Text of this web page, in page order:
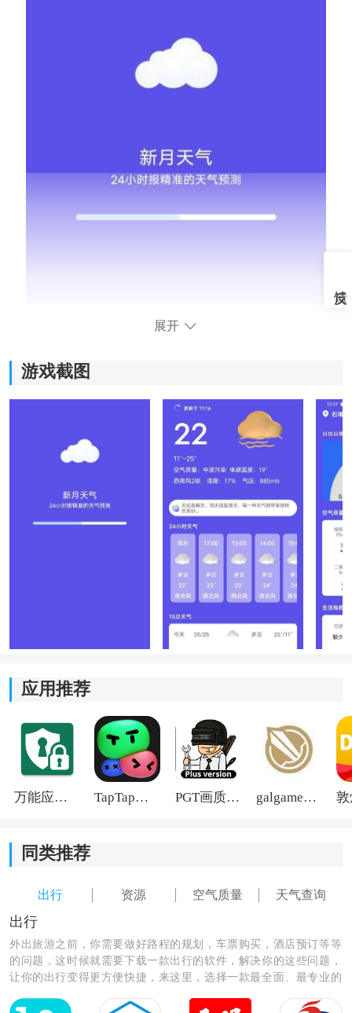
《新月天气预报》功能指南：
1)获取准确的天气预报，了解当前和未来几天的天气状
况，从而为自己的日常生活做出合理的安排。
2)根据用户的需求和偏好，及时提醒用户需要关注的天气
天气信息的需求。
4)定制个人化的天气提醒，例如下雨提醒、大风预警等，
让用户在各种天气情况下能够及时做好相应的准备。
展开
游戏截图
应用推荐
万能应用隐藏 TapTap国际版2026 PGT画质助手旧版 galgame游戏盒子2026
同类推荐
出行 资源 空气质量 天气查询
出行
外出旅游之前，你需要做好路程的规划，车票购买，酒店预订等等
的问题，这时候就需要下载一款出行的软件，解决你的这些问题，
让你的出行变得更方便快捷，来这里，选择一款最全面、最专业的